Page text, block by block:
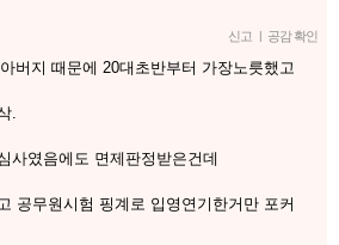
신고 | 공감 확인
버지 때문에 20대초반부터 가장노릇했고
.
사였음에도 면제판정받은건데
공무원시험 핑계로 입영연기한거만 포커